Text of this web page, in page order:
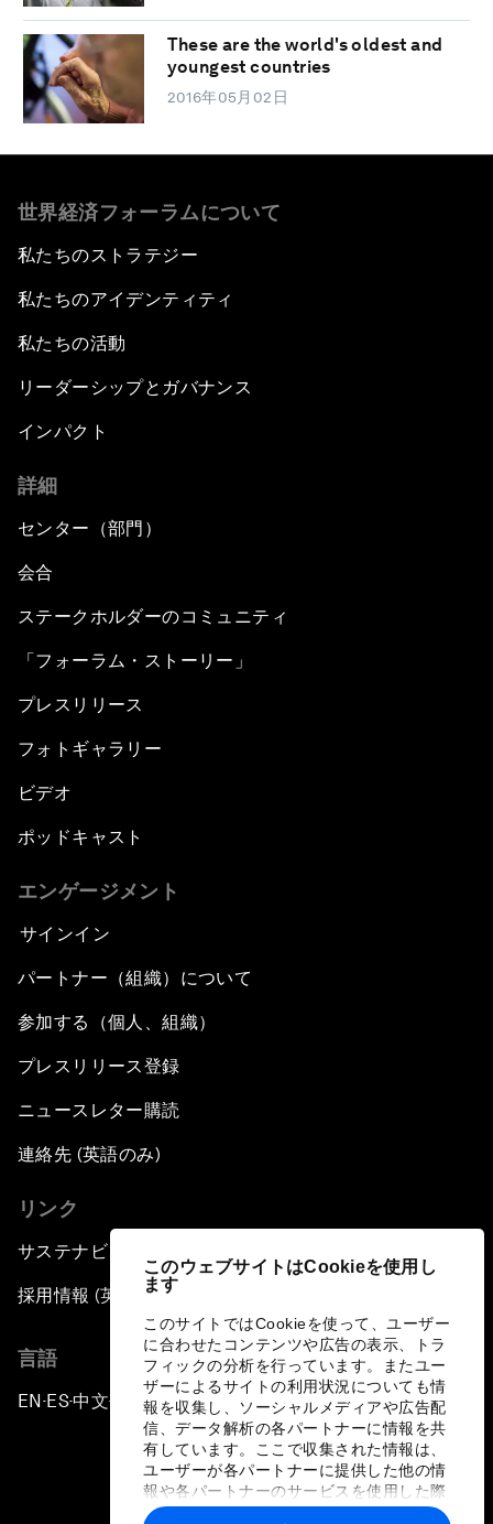
このウェブサイトはCookieを使用し
ます
このサイトではCookieを使って、ユーザー
に合わせたコンテンツや広告の表示、トラ
フィックの分析を行っています。またユー
ザーによるサイトの利用状況についても情
報を収集し、ソーシャルメディアや広告配
信、データ解析の各パートナーに情報を共
有しています。ここで収集された情報は、
ユーザーが各パートナーに提供した他の情
報や各パートナーのサービスを使用した際
に収集された情報と組み合わされ、各パー
These are the world's oldest and
youngest countries
2016年05月02日
世界経済フォーラムについて
私たちのストラテジー
私たちのアイデンティティ
私たちの活動
リーダーシップとガバナンス
インパクト
詳細
センター（部門）
会合
ステークホルダーのコミュニティ
「フォーラム・ストーリー」
プレスリリース
フォトギャラリー
ビデオ
ポッドキャスト
エンゲージメント
サインイン
パートナー（組織）について
参加する（個人、組織）
プレスリリース登録
ニュースレター購読
連絡先 (英語のみ)
リンク
サステナビリティへの取り組み
採用情報 (英語のみ)
言語
EN ▪ ES▪中文▪ 日本語